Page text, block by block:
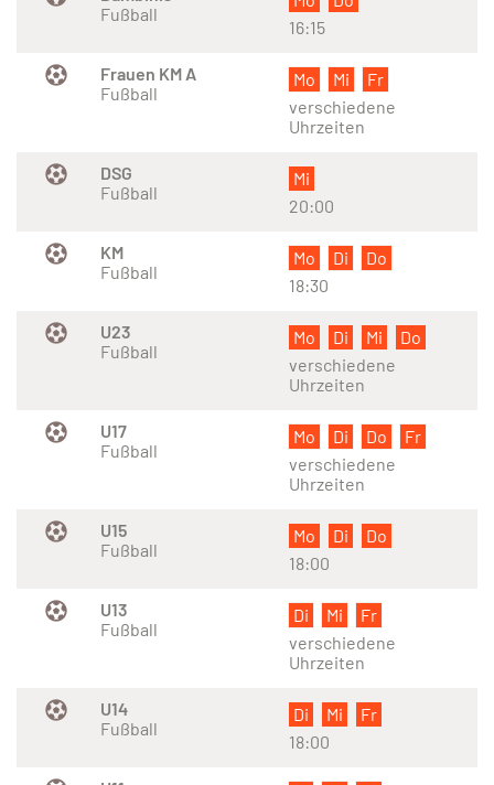
Fußball
16:15
Frauen KM A
Fußball
Mo Mi
Fr
verschiedene
Uhrzeiten
DSG
Fußball
Mi
20:00
KM
Fußball
Mo Di
Do
18:30
U23
Fußball
Mo Di Mi
Do
verschiedene
Uhrzeiten
U17
Fußball
Mo Di Do
Fr
verschiedene
Uhrzeiten
U15
Fußball
Mo Di
Do
18:00
U13
Fußball
Di Mi
Fr
verschiedene
Uhrzeiten
U14
Fußball
Di Mi
Fr
18:00